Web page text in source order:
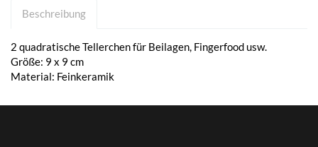
Beschreibung
2 quadratische Tellerchen für Beilagen, Fingerfood usw.
Größe: 9 x 9 cm
Material: Feinkeramik